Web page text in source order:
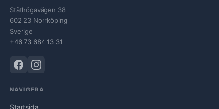
Ståthögavägen 38
602 23 Norrköping
Sverige
+46 73 684 13 31
NAVIGERA
Startsida